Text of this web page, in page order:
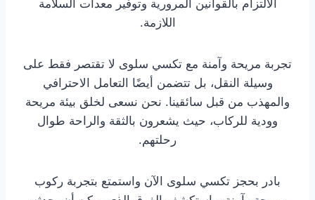
الالتزام بالقوانين المرورية وتوفير معدات السلامة
اللازمة.
تجربة مريحة وآمنة مع تكسي سلوى لا تقتصر فقط على
وسيلة النقل، بل تتضمن أيضًا التعامل الاحترافي
والمهذب من قبل سائقينا. نحن نسعى لخلق بيئة مريحة
وودية للركاب، حيث يشعرون بالثقة والراحة طوال
رحلتهم.
بادر بحجز تكسي سلوى الآن واستمتع بتجربة ركوب